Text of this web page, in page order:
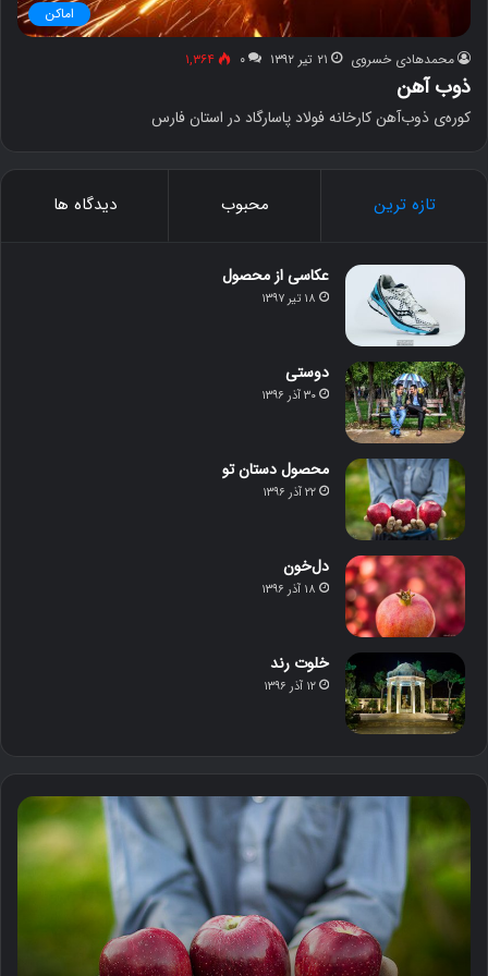
اماکن
محمدهادی خسروی ۲۱ تیر ۱۳۹۲ ۰ ۱,۳۶۴
ذوب آهن
کوره‌ی ذوب‌آهن کارخانه فولاد پاسارگاد در استان فارس
تازه ترین محبوب دیدگاه ها
عکاسی از محصول
۱۸ تیر ۱۳۹۷
دوستی
۳۰ آذر ۱۳۹۶
محصول دستان تو
۲۲ آذر ۱۳۹۶
دل‌خون
۱۸ آذر ۱۳۹۶
خلوت رند
۱۲ آذر ۱۳۹۶
م
ح
و
ل